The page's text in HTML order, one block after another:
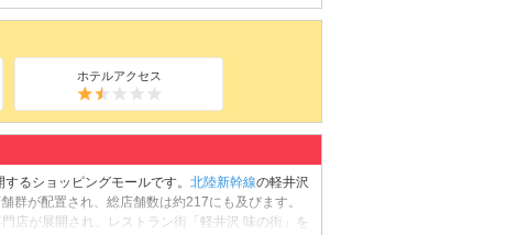
ホテルアクセス
るショッピングモールです。 北陸新幹線の軽井沢
群が配置され、総店舗数は約217にも及びます。
店が展開され、レストラン街「軽井沢 味の街」を